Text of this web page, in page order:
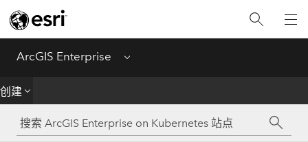
ArcGIS Enterprise Menu
创建
简介
部署
创建